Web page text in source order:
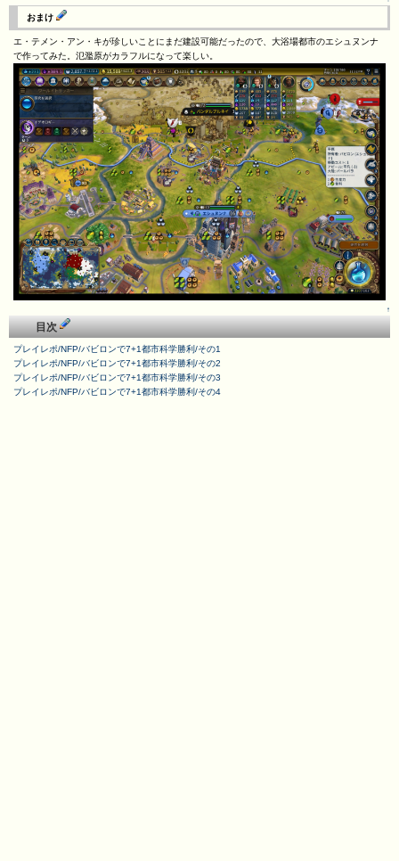
おまけ
エ・テメン・アン・キが珍しいことにまだ建設可能だったので、大浴場都市のエシュヌンナ
で作ってみた。氾濫原がカラフルになって楽しい。
↑
目次
プレイレポ/NFP/バビロンで7+1都市科学勝利/その1
プレイレポ/NFP/バビロンで7+1都市科学勝利/その2
プレイレポ/NFP/バビロンで7+1都市科学勝利/その3
プレイレポ/NFP/バビロンで7+1都市科学勝利/その4